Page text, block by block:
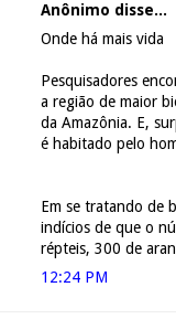
Anônimo disse...
Onde há mais vida
Pesquisadores
a região de maior
da Amazônia. E,
é habitado pelo
Em se tratando de
indícios de que o
répteis, 300 de
12:24 PM